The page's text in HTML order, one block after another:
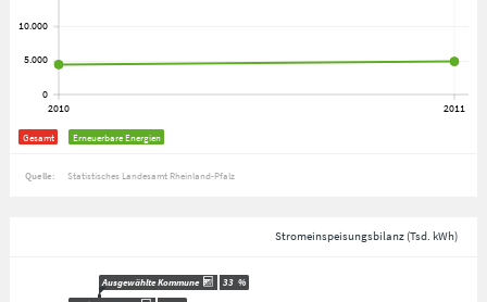
Gesamt Erneuerbare Energien
Quelle: Statistisches Landesamt Rheinland-Pfalz
Stromeinspeisungsbilanz (Tsd. kWh)
Ausgewählte Kommune 33 %